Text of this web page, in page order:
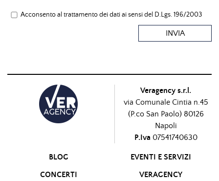
Acconsento al trattamento dei dati ai sensi del D.Lgs. 196/2003
INVIA
Veragency s.r.l.
via Comunale Cintia n.45
(P.co San Paolo) 80126
Napoli
P.Iva 07541740630
BLOG
CONCERTI
EVENTI E SERVIZI
VERAGENCY